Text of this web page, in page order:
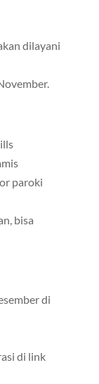
dilayani
paroki
bisa
di
di link